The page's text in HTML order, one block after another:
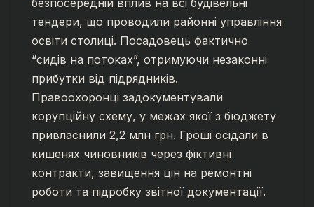
безпосередній вплив на всі будівельні
тендери, що проводили районні управління
освіти столиці. Посадовець фактично
“сидів на потоках”, отримуючи незаконні
прибутки від підрядників.
Правоохоронці задокументували
корупційну схему, у межах якої з бюджету
привласнили 2,2 млн грн. Гроші осідали в
кишенях чиновників через фіктивні
контракти, завищення цін на ремонтні
роботи та підробку звітної документації.